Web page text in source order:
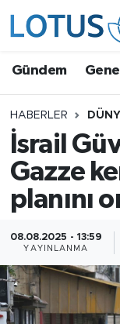
Gündem Genel
HABERLER
İsrail
Gazze
planını
08.08.2025 - 13:59
YAYINLANMA
Ekonomi
Dünya
Politika
Bilim ve